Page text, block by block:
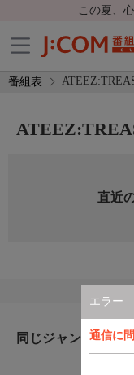
この夏、
番組表
エラー
通信に
直近
同じジャンルのお